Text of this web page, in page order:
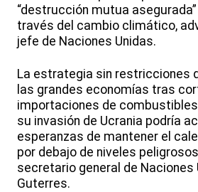
“destrucción mutua
través del cambio climático,
jefe de Naciones Unidas.
La estrategia sin restricciones
las grandes economías tras
importaciones de
su invasión de Ucrania podría
esperanzas de mantener el
por debajo de niveles
secretario general de Naciones
Guterres.